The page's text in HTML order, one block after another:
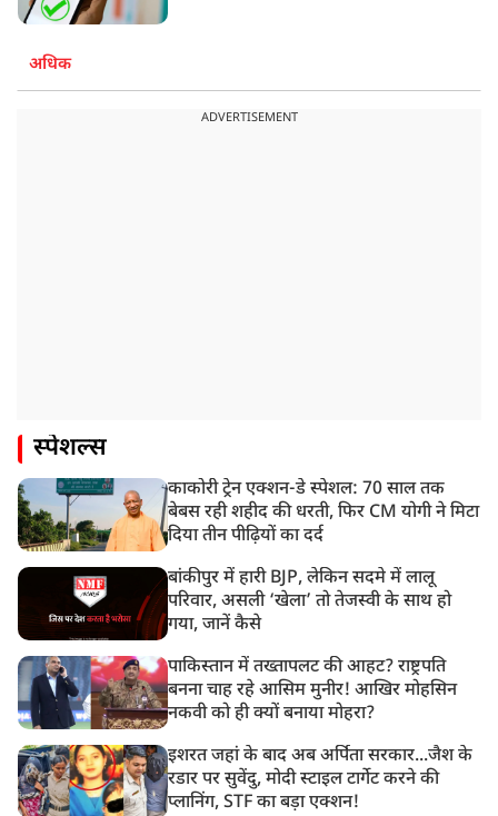
अधिक
ADVERTISEMENT
स्पेशल्स
काकोरी ट्रेन एक्शन-डे स्पेशल: 70 साल तक
बेबस रही शहीद की धरती, फिर CM योगी ने मिटा
दिया तीन पीढ़ियों का दर्द
बांकीपुर में हारी BJP, लेकिन सदमे में लालू
परिवार, असली ‘खेला’ तो तेजस्वी के साथ हो
गया, जानें कैसे
पाकिस्तान में तख्तापलट की आहट? राष्ट्रपति
बनना चाह रहे आसिम मुनीर! आखिर मोहसिन
नकवी को ही क्यों बनाया मोहरा?
इशरत जहां के बाद अब अर्पिता सरकार...जैश के
रडार पर सुवेंदु, मोदी स्टाइल टार्गेट करने की
प्लानिंग, STF का बड़ा एक्शन!